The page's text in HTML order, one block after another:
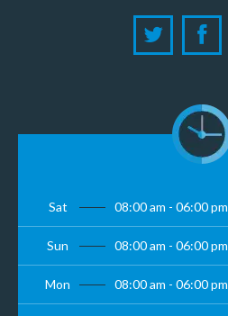
Sat 08:00 am - 06:00 pm
Sun 08:00 am - 06:00 pm
Mon 08:00 am - 06:00 pm